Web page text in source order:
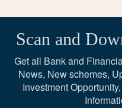
Scan and
Get all Bank and
News, New schemes,
Investment